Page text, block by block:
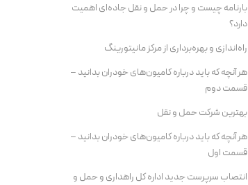
بارنامه چیست و چرا در حمل و نقل جاده‌ای اهمیت
دارد؟
راه‌اندازی و بهره‌برداری از مرکز مانیتورینگ
هر آنچه که باید درباره کامیون‌های خودران بدانید –
قسمت دوم
بهترین شرکت حمل و نقل
هر آنچه که باید درباره کامیون‌های خودران بدانید –
قسمت اول
انتصاب سرپرست جدید اداره کل راهداری و حمل و